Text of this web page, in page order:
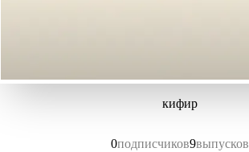
кифир
0подписчиков9выпусков